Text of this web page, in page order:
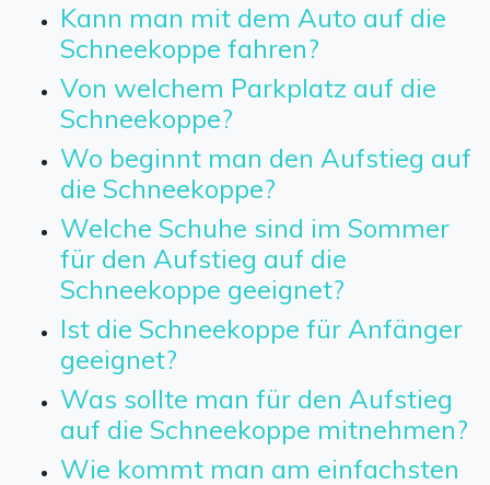
Kann man mit dem Auto auf die
Schneekoppe fahren?
Von welchem Parkplatz auf die
Schneekoppe?
Wo beginnt man den Aufstieg auf
die Schneekoppe?
Welche Schuhe sind im Sommer
für den Aufstieg auf die
Schneekoppe geeignet?
Ist die Schneekoppe für Anfänger
geeignet?
Was sollte man für den Aufstieg
auf die Schneekoppe mitnehmen?
Wie kommt man am einfachsten